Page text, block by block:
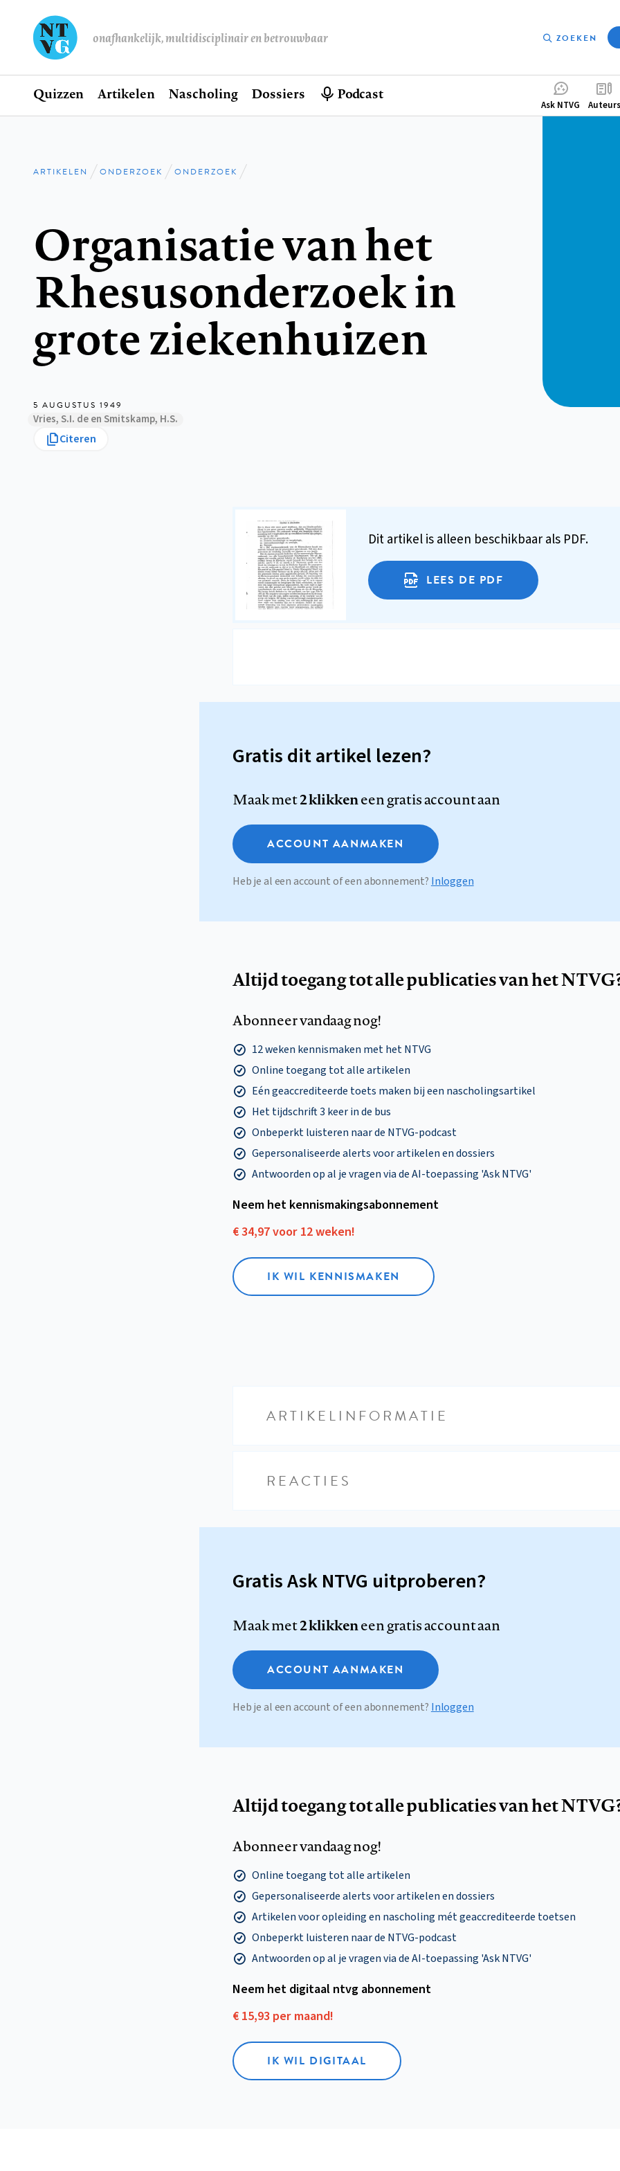
onafhankelijk, multidisciplinair en betrouwbaar ZOEKEN
Hoofdnavigatie
Home
Quizzen Artikelen Nascholing Dossiers Podcast
Ask NTVG Auteurs
Kruimelpad
ARTIKELEN ONDERZOEK ONDERZOEK
Organisatie van het
Rhesusonderzoek in
grote ziekenhuizen
5 AUGUSTUS 1949
Vries, S.I. de en Smitskamp, H.S.
Citeren
Dit artikel is alleen beschikbaar als PDF.
LEES DE PDF
Gratis dit artikel lezen?
Maak met2 klikkeneen gratis account aan
ACCOUNT AANMAKEN
Heb je al een account of een abonnement? Inloggen
Altijd toegang tot alle publicaties van het
Abonneer vandaag nog!
12 weken kennismaken met het NTVG
Online toegang tot alle artikelen
Eén geaccrediteerde toets maken bij een nascholingsartikel
Het tijdschrift 3 keer in de bus
Onbeperkt luisteren naar de NTVG-podcast
Gepersonaliseerde alerts voor artikelen en dossiers
Antwoorden op al je vragen via de AI-toepassing 'Ask NTVG'
Neem het kennismakings­abonnement
€ 34,97 voor 12 weken!
IK WIL KENNISMAKEN
ARTIKELINFORMATIE
REACTIES
Gratis Ask NTVG uitproberen?
Maak met2 klikkeneen gratis account aan
ACCOUNT AANMAKEN
Heb je al een account of een abonnement? Inloggen
Altijd toegang tot alle publicaties van het
Abonneer vandaag nog!
Online toegang tot alle artikelen
Gepersonaliseerde alerts voor artikelen en dossiers
Artikelen voor opleiding en nascholing mét geaccrediteerde toetsen
Onbeperkt luisteren naar de NTVG-podcast
Antwoorden op al je vragen via de AI-toepassing 'Ask NTVG'
Neem het digitaal ntvg abonnement
€ 15,93 per maand!
IK WIL DIGITAAL